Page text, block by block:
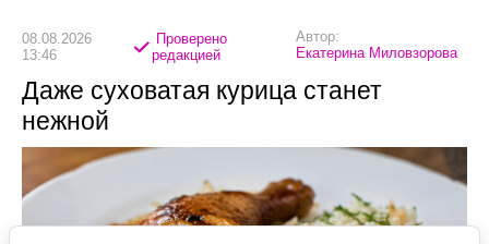
08.08.2026
13:46
Проверено
редакцией
Автор:
Екатерина Миловзорова
Даже суховатая курица станет
нежной